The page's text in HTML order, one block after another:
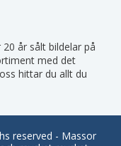
år sålt bildelar på
med det
hittar du allt du
reserved - Massor